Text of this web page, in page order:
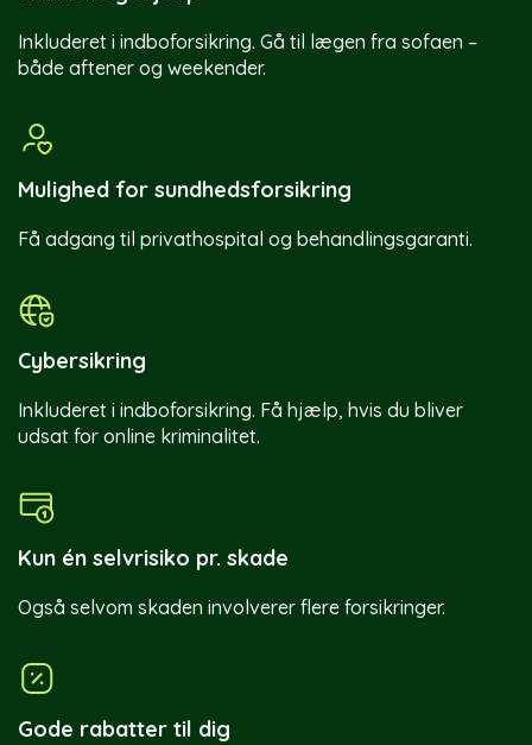
Inkluderet i indboforsikring. Gå til lægen fra sofaen –
både aftener og weekender.
Mulighed for sundhedsforsikring
Få adgang til privathospital og behandlingsgaranti.
Cybersikring
Inkluderet i indboforsikring. Få hjælp, hvis du bliver
udsat for online kriminalitet.
Kun én selvrisiko pr. skade
Også selvom skaden involverer flere forsikringer.
Gode rabatter til dig